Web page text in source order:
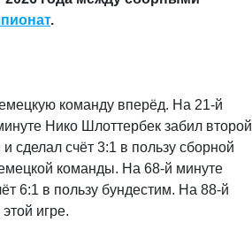
.
команду вперёд. На 21-й
Нико Шлоттербек забил второй
сделал счёт 3:1 в пользу сборной
команды. На 68-й минуте
6:1 в пользу бундестим. На 88-й
игре.